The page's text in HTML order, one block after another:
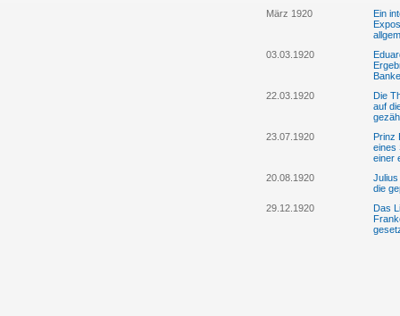
März 1920
Ein
03.03.1920
22.03.1920
Die
auf
23.07.1920
Prinz
eines
einer
20.08.1920
Julius
die
29.12.1920
Das